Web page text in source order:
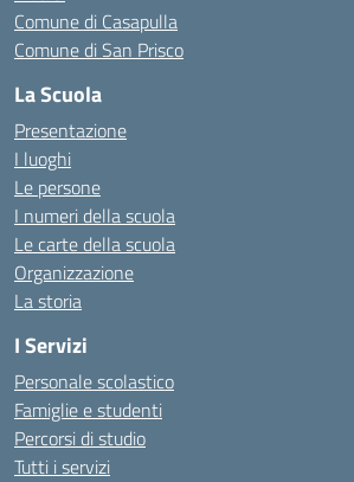
Comune di Casapulla
Comune di San Prisco
La Scuola
Presentazione
I luoghi
Le persone
I numeri della scuola
Le carte della scuola
Organizzazione
La storia
I Servizi
Personale scolastico
Famiglie e studenti
Percorsi di studio
Tutti i servizi